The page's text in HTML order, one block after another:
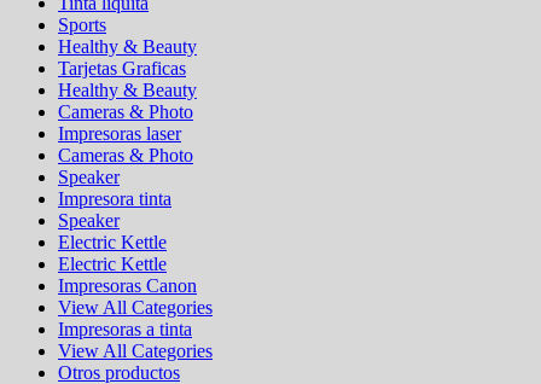
Sports
Healthy & Beauty
Tarjetas Graficas
Healthy & Beauty
Cameras & Photo
Impresoras laser
Cameras & Photo
Speaker
Impresora tinta
Speaker
Electric Kettle
Electric Kettle
Impresoras Canon
View All Categories
Impresoras a tinta
View All Categories
Otros productos